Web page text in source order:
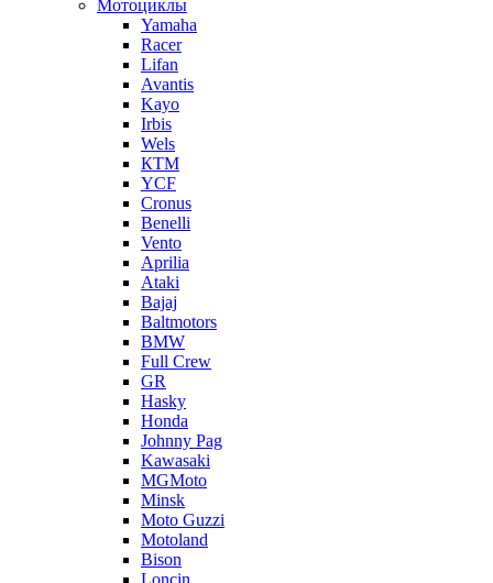
Мотоциклы
Yamaha
Racer
Lifan
Avantis
Kayo
Irbis
Wels
КТМ
YCF
Cronus
Benelli
Vento
Aprilia
Ataki
Bajaj
Baltmotors
BMW
Full Crew
GR
Hasky
Honda
Johnny Pag
Kawasaki
MGMoto
Minsk
Moto Guzzi
Motoland
Bison
Loncin